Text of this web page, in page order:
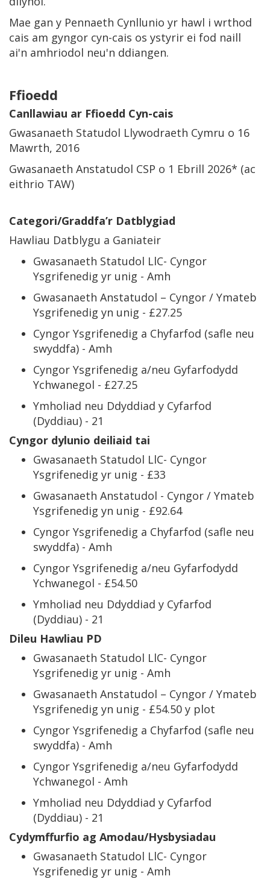
Mae gan y Pennaeth Cynllunio yr hawl i wrthod
cais am gyngor cyn-cais os ystyrir ei fod naill
ai'n amhriodol neu'n ddiangen.
Ffioedd
Canllawiau ar Ffioedd Cyn-cais
Gwasanaeth Statudol Llywodraeth Cymru o 16
Mawrth, 2016
Gwasanaeth Anstatudol CSP o 1 Ebrill 2026* (ac
eithrio TAW)
Categori/Graddfa’r Datblygiad
Hawliau Datblygu a Ganiateir
Gwasanaeth Statudol LlC- Cyngor
Ysgrifenedig yr unig - Amh
Gwasanaeth Anstatudol – Cyngor / Ymateb
Ysgrifenedig yn unig - £27.25
Cyngor Ysgrifenedig a Chyfarfod (safle neu
swyddfa) - Amh
Cyngor Ysgrifenedig a/neu Gyfarfodydd
Ychwanegol - £27.25
Ymholiad neu Ddyddiad y Cyfarfod
(Dyddiau) - 21
Cyngor dylunio deiliaid tai
Gwasanaeth Statudol LlC- Cyngor
Ysgrifenedig yr unig - £33
Gwasanaeth Anstatudol - Cyngor / Ymateb
Ysgrifenedig yn unig - £92.64
Cyngor Ysgrifenedig a Chyfarfod (safle neu
swyddfa) - Amh
Cyngor Ysgrifenedig a/neu Gyfarfodydd
Ychwanegol - £54.50
Ymholiad neu Ddyddiad y Cyfarfod
(Dyddiau) - 21
Dileu Hawliau PD
Gwasanaeth Statudol LlC- Cyngor
Ysgrifenedig yr unig - Amh
Gwasanaeth Anstatudol – Cyngor / Ymateb
Ysgrifenedig yn unig - £54.50 y plot
Cyngor Ysgrifenedig a Chyfarfod (safle neu
swyddfa) - Amh
Cyngor Ysgrifenedig a/neu Gyfarfodydd
Ychwanegol - Amh
Ymholiad neu Ddyddiad y Cyfarfod
(Dyddiau) - 21
Cydymffurfio ag Amodau/Hysbysiadau
Gwasanaeth Statudol LlC- Cyngor
Ysgrifenedig yr unig - Amh